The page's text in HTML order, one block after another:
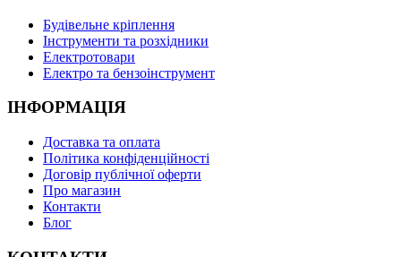
Будівельне кріплення
Інструменти та розхідники
Електротовари
Електро та бензоінструмент
ІНФОРМАЦІЯ
Доставка та оплата
Політика конфіденційності
Договір публічної оферти
Про магазин
Контакти
Блог